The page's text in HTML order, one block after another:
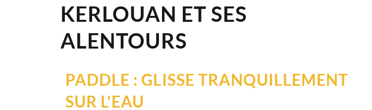
KERLOUAN ET SES
ALENTOURS
PADDLE : GLISSE TRANQUILLEMENT
SUR L'EAU